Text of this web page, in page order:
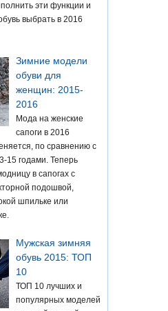
эти функции и
выбрать в 2016
Зимние модели
обуви для
женщин: 2015-
2016
Мода на женские
сапоги в 2016
по сравнению с
15 годами. Теперь
в сапогах с
подошвой,
шпильке или
Мужская зимняя
обувь 2015: ТОП
10
ТОП 10 лучших и
популярных моделей